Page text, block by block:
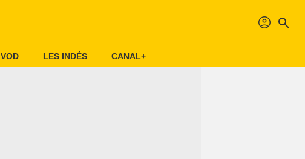
profil search
VOD LES INDÉS CANAL+